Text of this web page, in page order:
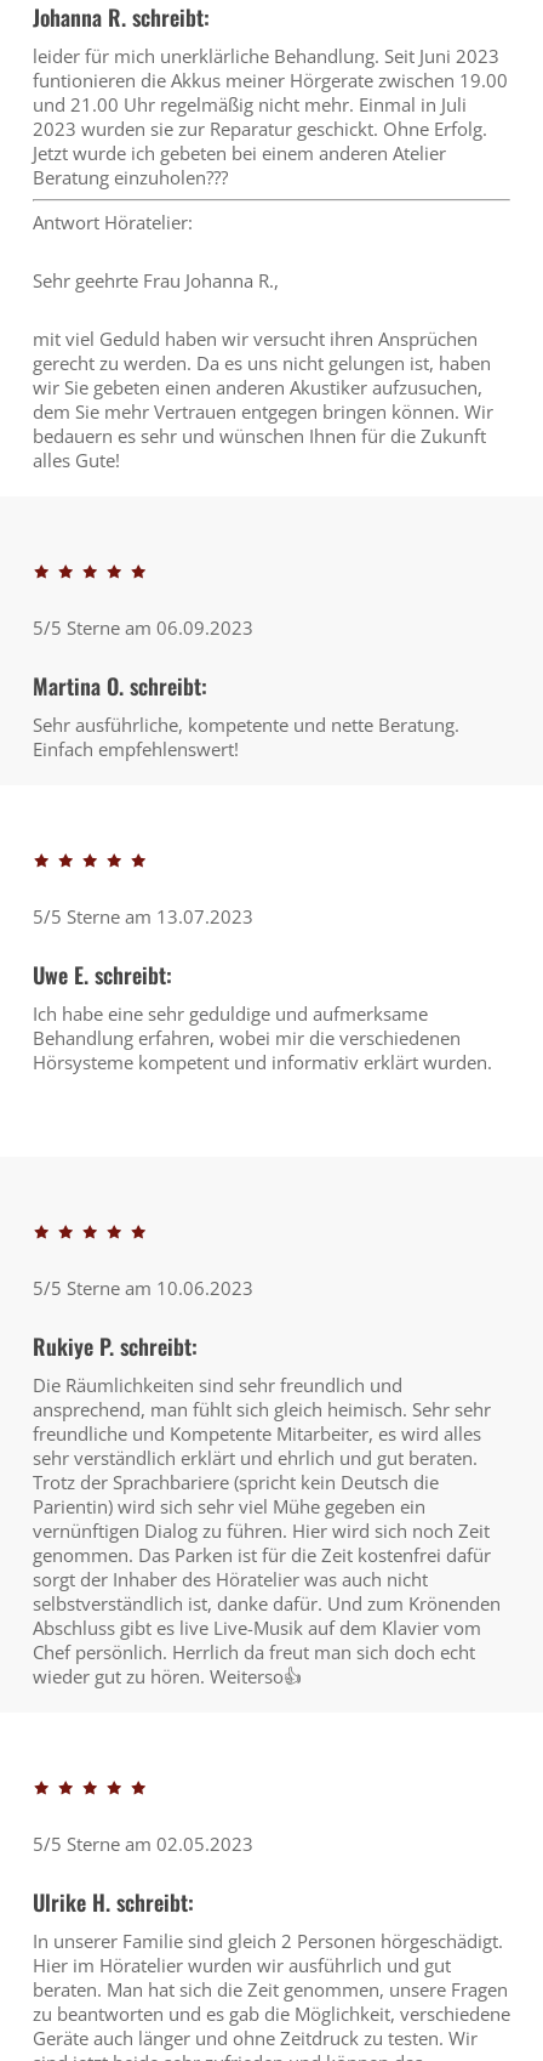
Johanna R. schreibt:
leider für mich unerklärliche Behandlung. Seit Juni 2023
funtionieren die Akkus meiner Hörgerate zwischen 19.00
und 21.00 Uhr regelmäßig nicht mehr. Einmal in Juli
2023 wurden sie zur Reparatur geschickt. Ohne Erfolg.
Jetzt wurde ich gebeten bei einem anderen Atelier
Beratung einzuholen???
Antwort Höratelier:
Sehr geehrte Frau Johanna R.,
mit viel Geduld haben wir versucht ihren Ansprüchen
gerecht zu werden. Da es uns nicht gelungen ist, haben
wir Sie gebeten einen anderen Akustiker aufzusuchen,
dem Sie mehr Vertrauen entgegen bringen können. Wir
bedauern es sehr und wünschen Ihnen für die Zukunft
alles Gute!
5/5 Sterne am 06.09.2023
Martina O. schreibt:
Sehr ausführliche, kompetente und nette Beratung.
Einfach empfehlenswert!
5/5 Sterne am 13.07.2023
Uwe E. schreibt:
Ich habe eine sehr geduldige und aufmerksame
Behandlung erfahren, wobei mir die verschiedenen
Hörsysteme kompetent und informativ erklärt wurden.
5/5 Sterne am 10.06.2023
Rukiye P. schreibt:
Die Räumlichkeiten sind sehr freundlich und
ansprechend, man fühlt sich gleich heimisch. Sehr sehr
freundliche und Kompetente Mitarbeiter, es wird alles
sehr verständlich erklärt und ehrlich und gut beraten.
Trotz der Sprachbariere (spricht kein Deutsch die
Parientin) wird sich sehr viel Mühe gegeben ein
vernünftigen Dialog zu führen. Hier wird sich noch Zeit
genommen. Das Parken ist für die Zeit kostenfrei dafür
sorgt der Inhaber des Höratelier was auch nicht
selbstverständlich ist, danke dafür. Und zum Krönenden
Abschluss gibt es live Live-Musik auf dem Klavier vom
Chef persönlich. Herrlich da freut man sich doch echt
wieder gut zu hören. Weiterso👍
5/5 Sterne am 02.05.2023
Ulrike H. schreibt:
In unserer Familie sind gleich 2 Personen hörgeschädigt.
Hier im Höratelier wurden wir ausführlich und gut
beraten. Man hat sich die Zeit genommen, unsere Fragen
zu beantworten und es gab die Möglichkeit, verschiedene
Geräte auch länger und ohne Zeitdruck zu testen. Wir